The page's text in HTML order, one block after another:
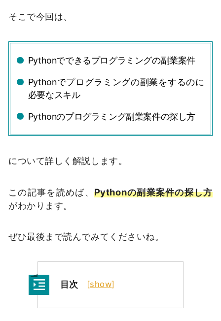
そこで今回は、
Pythonでできるプログラミングの副業案件
Pythonでプログラミングの副業をするのに
必要なスキル
Pythonのプログラミング副業案件の探し方
について詳しく解説します。
この記事を読めば、 Pythonの副業案件の探し方
がわかります。
ぜひ最後まで読んでみてくださいね。
目次 [show]